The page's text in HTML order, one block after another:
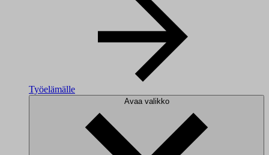
Työelämälle
Avaa valikko